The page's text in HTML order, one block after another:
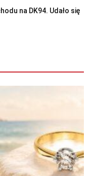
na DK94. Udało się